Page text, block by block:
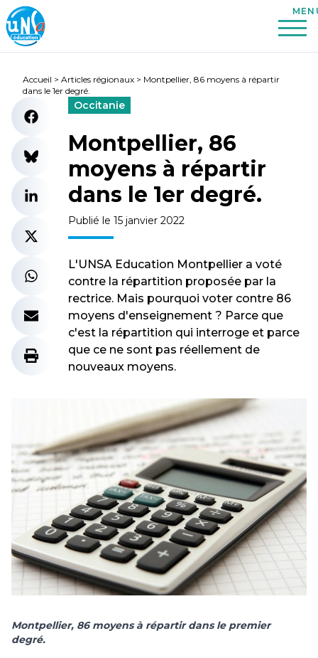
Accueil > Articles régionaux > Montpellier, 86 moyens à répartir
dans le 1er degré.
Occitanie
Montpellier, 86
moyens à répartir
dans le 1er degré.
Publié le 15 janvier 2022
L'UNSA Education Montpellier a voté
contre la répartition proposée par la
rectrice. Mais pourquoi voter contre 86
moyens d'enseignement ? Parce que
c'est la répartition qui interroge et parce
que ce ne sont pas réellement de
nouveaux moyens.
Montpellier, 86 moyens à répartir dans le premier
degré.